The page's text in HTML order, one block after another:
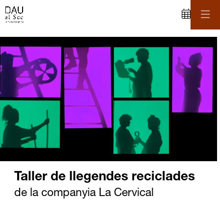
Taller de llegendes reciclades
de la companyia La Cervical